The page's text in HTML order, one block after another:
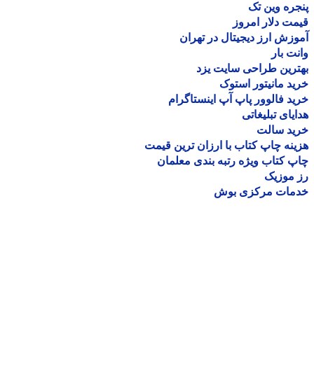
وین تک
دلار امروز
ارز دیجیتال در تهران
بار
طراحی سایت یزد
مانیتور استوک
فالوور پاپ آپ اینستاگرام
تبلیغاتی
سالت
چاپ کتاب با ارزان ترین قیمت
کتاب ویژه رتبه بندی معلمان
موزیک
مرکزی بوش